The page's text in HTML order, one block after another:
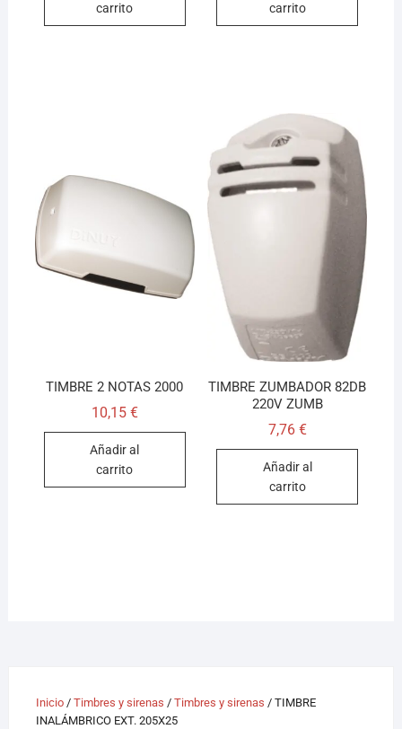
carrito
carrito
TIMBRE 2 NOTAS 2000
10,15 €
Añadir al
carrito
TIMBRE ZUMBADOR 82DB
220V ZUMB
7,76 €
Añadir al
carrito
Inicio/ Timbres y sirenas / Timbres y sirenas / TIMBRE
INALÁMBRICO EXT. 205X25